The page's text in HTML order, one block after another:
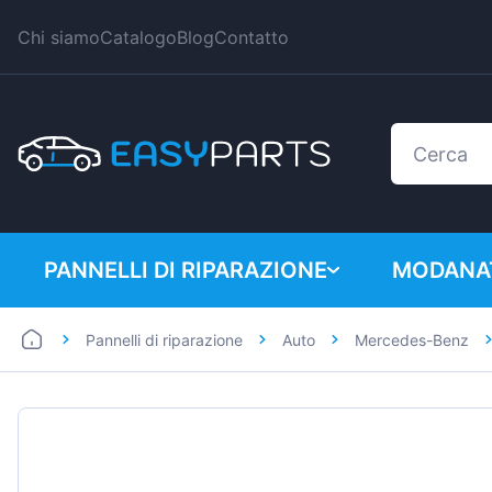
Chi siamoCatalogoBlogContatto
PANNELLI DI RIPARAZIONE
Auto
BMW
Pannelli di riparazione Auto Mercedes-Benz